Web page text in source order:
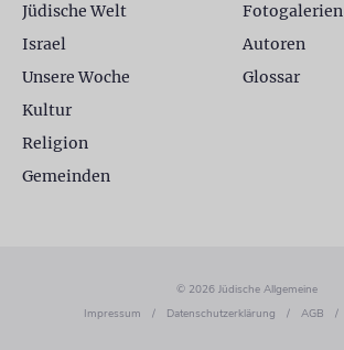
Jüdische Welt
Israel
Unsere Woche
Kultur
Religion
Gemeinden
Fotogalerien
Autoren
Glossar
© 2026 Jüdische Allgemeine
Impressum
/ Datenschutzerklärung / AGB /